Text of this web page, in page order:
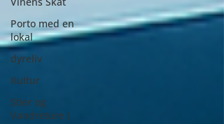
Porto med en
lokal
dyreliv
Kultur
Stier og
Vandreture (